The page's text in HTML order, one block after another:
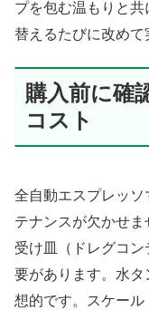
プを包む温もりと
替えるたびに改めて
購入前に確
コスト
全自動エスプレッ
テナンスが欠かせ
受け皿（ドレグコ
要があります。水
想的です。スケー